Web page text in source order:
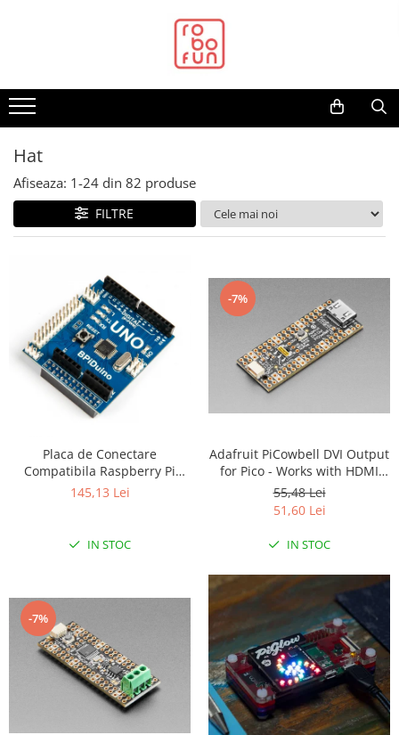
Arduino Original
Arduino Compatibil
Raspberry PI
Alimentare
Racire
Cabluri si Conectori
Camera
Cutii
Adaptoare si convertoare
Convertor USB la serial
Datalogger
LCD
Hat
Afiseaza: 1-24 din 82 produse
FILTRE
Placa de Conectare
Compatibila Raspberry Pi
Arduino UNO
145,13 Lei
IN STOC
-7%
Adafruit PiCowbell DVI Output
for Pico - Works with HDMI
Display
55,48 Lei
51,60 Lei
IN STOC
-7%